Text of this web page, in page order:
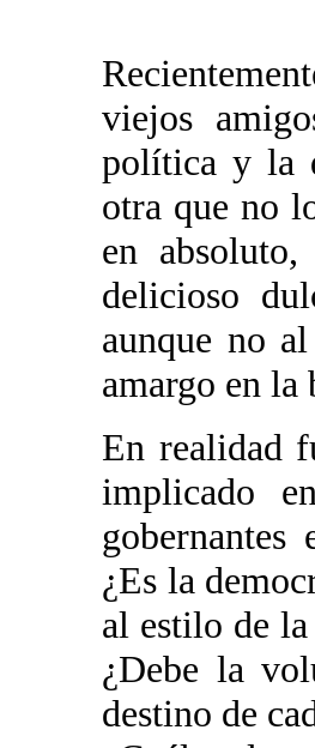
viejos
política y la
otra que no
en
delicioso
aunque no
amargo en la
En realidad
implicado
¿Es la
al estilo de
¿Debe la
destino de